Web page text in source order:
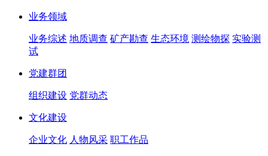
业务领域
业务综述 地质调查 矿产勘查 生态环境 测绘物探 实验测
试
党建群团
组织建设 党群动态
文化建设
企业文化 人物风采 职工作品